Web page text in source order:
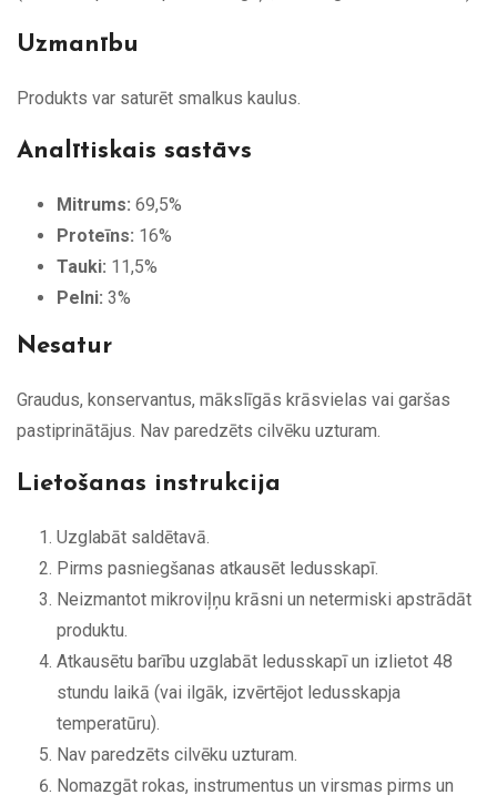
Uzmanību
Produkts var saturēt smalkus kaulus.
Analītiskais sastāvs
Mitrums: 69,5%
Proteīns: 16%
Tauki: 11,5%
Pelni: 3%
Nesatur
Graudus, konservantus, mākslīgās krāsvielas vai garšas
pastiprinātājus. Nav paredzēts cilvēku uzturam.
Lietošanas instrukcija
Uzglabāt saldētavā.
Pirms pasniegšanas atkausēt ledusskapī.
Neizmantot mikroviļņu krāsni un netermiski apstrādāt
produktu.
Atkausētu barību uzglabāt ledusskapī un izlietot 48
stundu laikā (vai ilgāk, izvērtējot ledusskapja
temperatūru).
Nav paredzēts cilvēku uzturam.
Nomazgāt rokas, instrumentus un virsmas pirms un